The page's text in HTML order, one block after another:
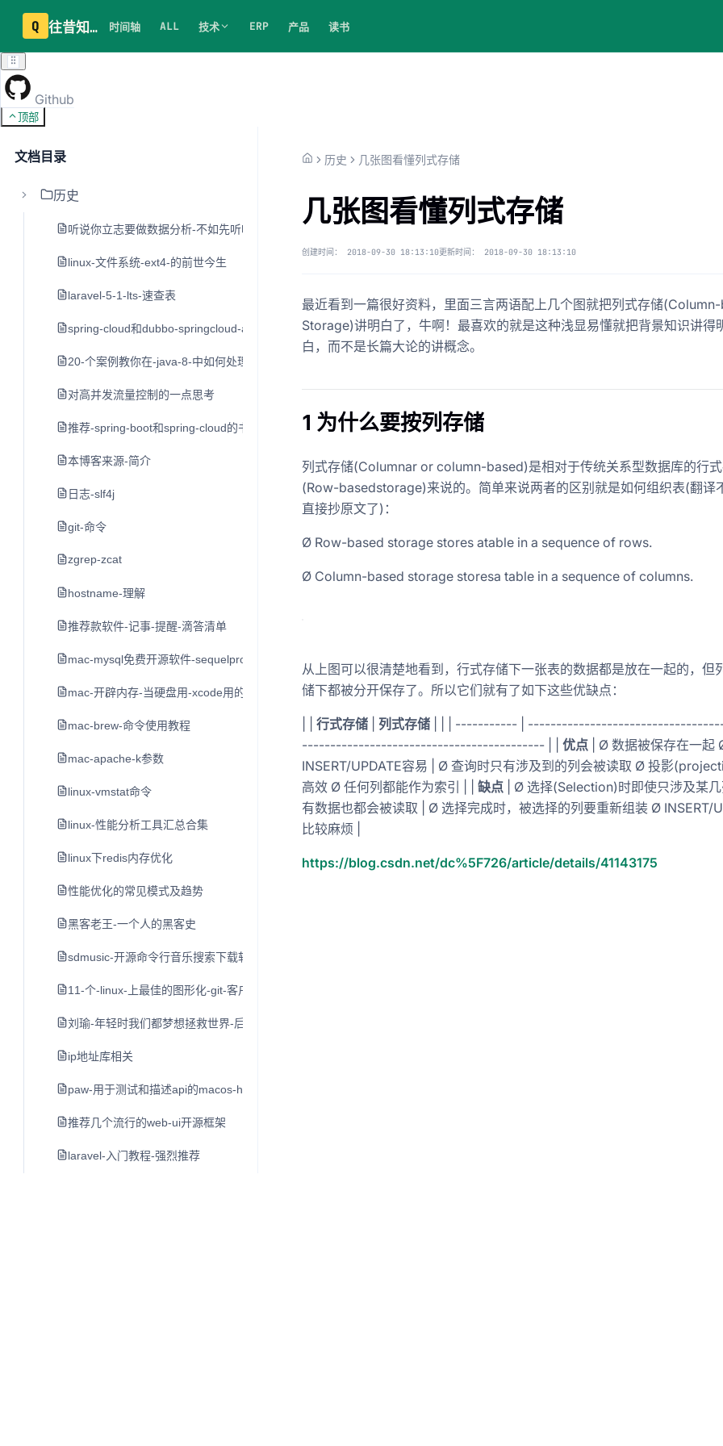
Q 往昔知识库 时间轴 ALL 技术 ERP 产品 读书
Github
顶部
文档目录
历史
听说你立志要做数据分析-不如先听听老司机的建议
linux-文件系统-ext4-的前世今生
laravel-5-1-lts-速查表
spring-cloud和dubbo-springcloud-alibaba
20-个案例教你在-java-8-中如何处理日期和时间
对高并发流量控制的一点思考
推荐-spring-boot和spring-cloud的书
本博客来源-简介
日志-slf4j
git-命令
zgrep-zcat
hostname-理解
推荐款软件-记事-提醒-滴答清单
mac-mysql免费开源软件-sequelpro
mac-开辟内存-当硬盘用-xcode用的-不推荐-留作学习用
mac-brew-命令使用教程
mac-apache-k参数
linux-vmstat命令
linux-性能分析工具汇总合集
linux下redis内存优化
性能优化的常见模式及趋势
黑客老王-一个人的黑客史
sdmusic-开源命令行音乐搜索下载软件
11-个-linux-上最佳的图形化-git-客户端
刘瑜-年轻时我们都梦想拯救世界-后来
ip地址库相关
paw-用于测试和描述api的macos-http客户端
推荐几个流行的web-ui开源框架
laravel-入门教程-强烈推荐
历史 几张图看懂列式存储
几张图看懂列式存储
创建时间： 2018-09-30 18:13:10更新时间： 2018-09-30 18:13:10
最近看到一篇很好资料，里面三言两语配上几个图就把列式存储
Storage)讲明白了，牛啊！最喜欢的就是这种浅显易懂就把背景知识讲得
白，而不是长篇大论的讲概念。
1 为什么要按列存储
列式存储(Columnar or column-based)是相对于传统关系型数据库的行
(Row-basedstorage)来说的。简单来说两者的区别就是如何组织表(翻译
直接抄原文了)：
Ø Row-based storage stores atable in a sequence of rows.
Ø Column-based storage storesa table in a sequence of columns.
从上图可以很清楚地看到，行式存储下一张表的数据都是放在一起的，但
储下都被分开保存了。所以它们就有了如下这些优缺点：
行式存储| 列式存储| | | ----------- |
------------------------------------------- | | 优点| Ø 数据被保存在一起
INSERT/UPDATE容易 | Ø 查询时只有涉及到的列会被读取 Ø 投影
高效 Ø 任何列都能作为索引 | | 缺点| Ø 选择(Selection)时即使只涉及某
有数据也都会被读取 | Ø 选择完成时，被选择的列要重新组装 Ø INSERT/
比较麻烦 |
https://blog.csdn.net/dc%5F726/article/details/41143175